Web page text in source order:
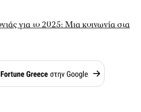
για το 2025: Μια κοινωνία στα